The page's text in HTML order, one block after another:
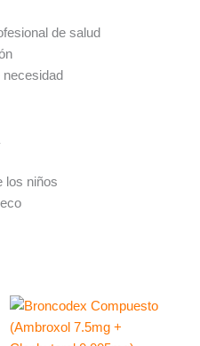
de salud
los niños